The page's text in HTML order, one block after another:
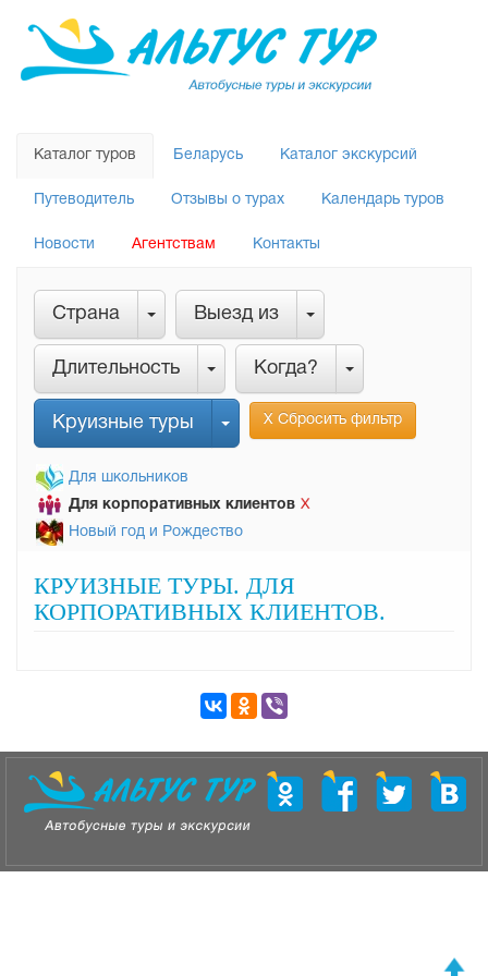
Каталог туров Беларусь Каталог экскурсий
Путеводитель Отзывы о турах Календарь туров
Новости Агентствам Контакты
Страна Выезд из
Длительность Когда?
Круизные туры Х Сбросить фильтр
Для школьников
Для корпоративных клиентов Х
Новый год и Рождество
КРУИЗНЫЕ ТУРЫ. ДЛЯ
КОРПОРАТИВНЫХ КЛИЕНТОВ.